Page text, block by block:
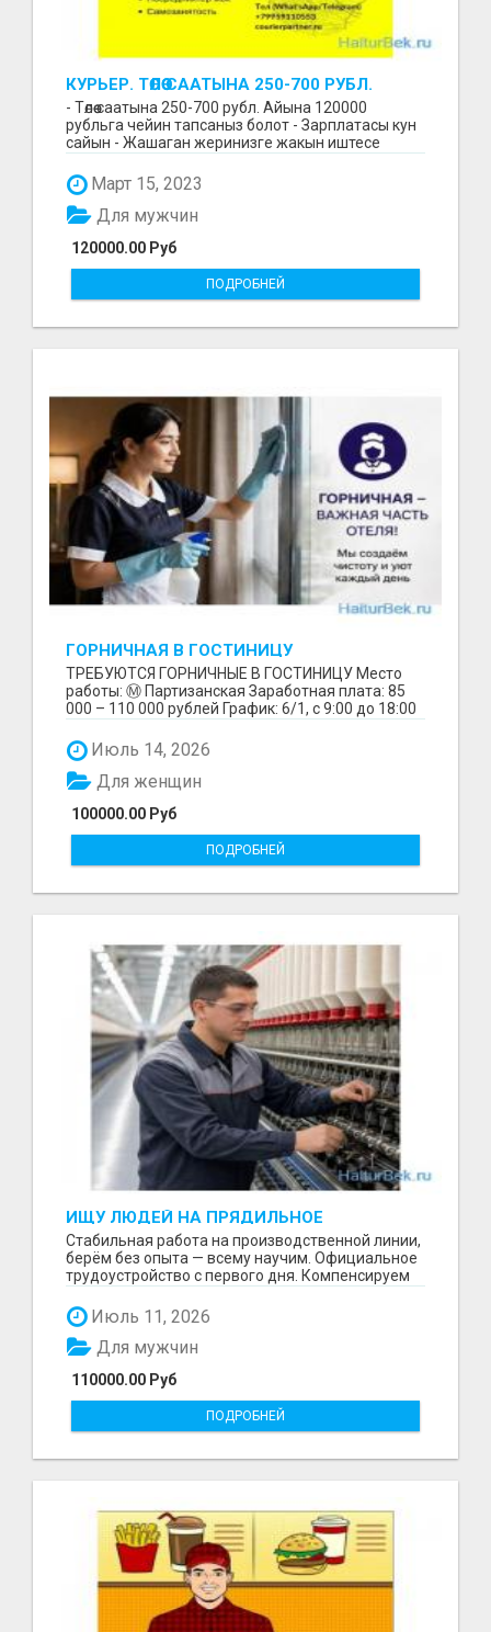
КУРЬЕР. ТӨЛӨӨ СААТЫНА 250-700 РУБЛ.
ЖУМУШ ГРАФИГИ СВОБОДНЫЙ. БЕЗ
ОПЫТА АЛАБЫЗ. ҮЙДҮН ЖАНЫНДА.
- Төлөө саатына 250-700 рубл. Айына 120000
рубльга чейин тапсаныз болот - Зарплатасы кун
сайын - Жашаган жеринизге жакын иштесе
Март 15, 2023
120000.00 Руб
Для мужчин
ПОДРОБНЕЙ
ГОРНИЧНАЯ В ГОСТИНИЦУ
ТРЕБУЮТСЯ ГОРНИЧНЫЕ В ГОСТИНИЦУ Место
работы: Ⓜ️ Партизанская Заработная плата: 85
000 – 110 000 рублей График: 6/1, с 9:00 до 18:00
Июль 14, 2026
100000.00 Руб
Для женщин
ПОДРОБНЕЙ
ИЩУ ЛЮДЕЙ НА ПРЯДИЛЬНОЕ
ПРОИЗВОДСТВО В ЖИЛИНО-2
(ЛЮБЕРЦЫ), ФАБРИКА «ПЕХОРСКИЙ
ТЕКСТИЛЬ»
Стабильная работа на производственной линии,
берём без опыта — всему научим. Официальное
трудоустройство с первого дня. Компенсируем
Июль 11, 2026
110000.00 Руб
Для мужчин
ПОДРОБНЕЙ